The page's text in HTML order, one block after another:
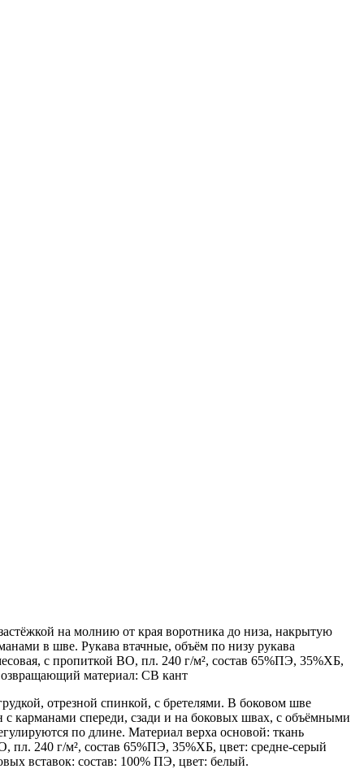
на молнию от края воротника до низа, накрытую
в шве. Рукава втачные, объём по низу рукава
с пропиткой ВО, пл. 240 г/м², состав 65%ПЭ, 35%ХБ,
материал: СВ кант
отрезной спинкой, с бретелями. В боковом шве
с карманами спереди, сзади и на боковых швах, с объёмными
по длине. Материал верха основой: ткань
пл. 240 г/м², состав 65%ПЭ, 35%ХБ, цвет: средне-серый
вставок: состав: 100% ПЭ, цвет: белый.